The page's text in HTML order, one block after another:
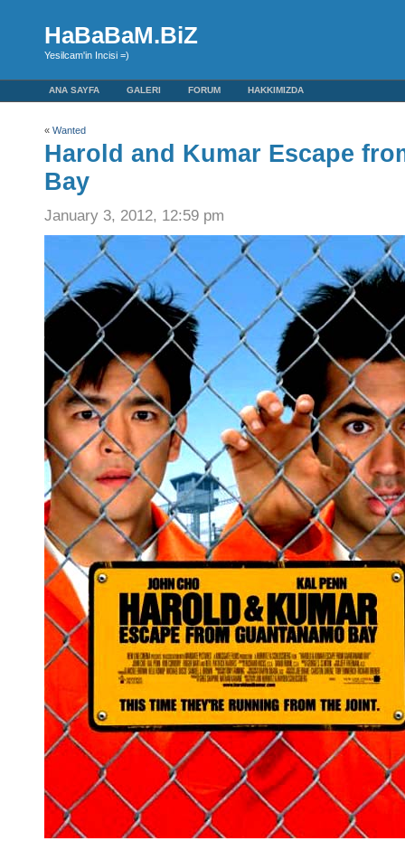
HaBaBaM.BiZ
Yesilcam'in Incisi =)
ANA SAYFA GALERI FORUM HAKKIMIZDA
« Wanted
Harold and Kumar Escape
Bay
January 3, 2012, 12:59 pm